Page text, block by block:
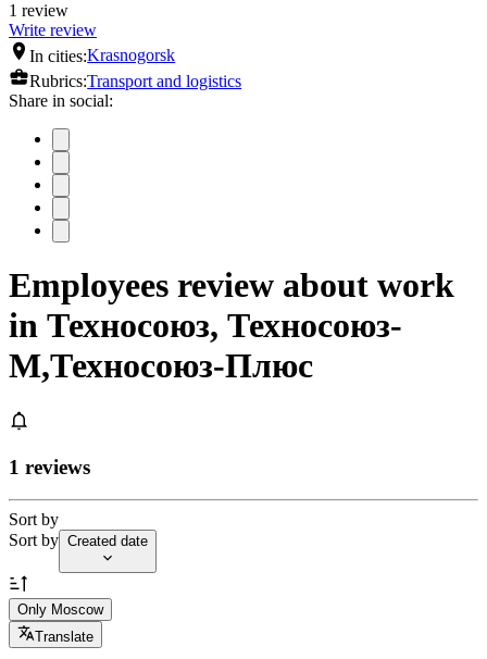
1 review
Write review
In cities:Krasnogorsk
Rubrics:Transport and logistics
Share in social:
Employees review about work
in Техносоюз, Техносоюз-
М,Техносоюз-Плюс
1 reviews
Sort by
Sort by Created date
Only Moscow
Translate